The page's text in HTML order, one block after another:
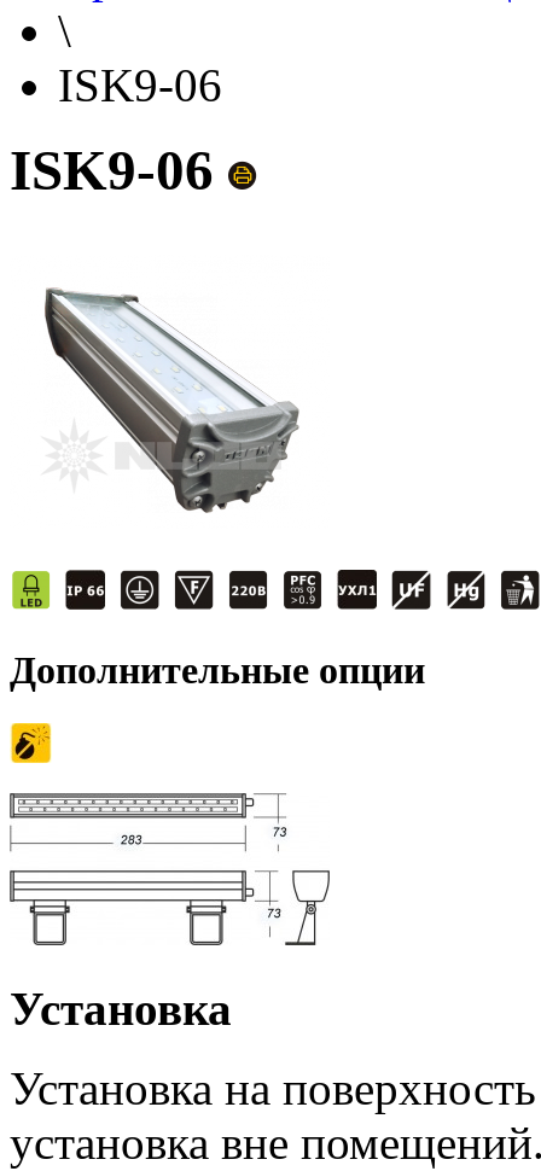
\
ISK9-06
ISK9-06
Дополнительные опции
Установка
Установка на
установка вне